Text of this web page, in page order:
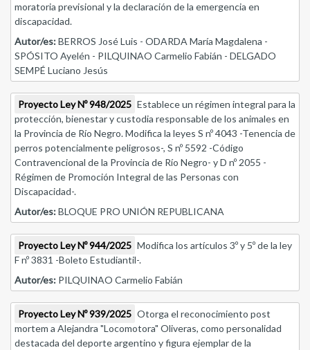
moratoria previsional y la declaración de la emergencia en
discapacidad.
Autor/es:BERROS José Luis - ODARDA María Magdalena -
SPÓSITO Ayelén - PILQUINAO Carmelio Fabián - DELGADO
SEMPÉ Luciano Jesús
Proyecto Ley Nº 948/2025 Establece un régimen integral para la
protección, bienestar y custodia responsable de los animales en
la Provincia de Río Negro. Modifica la leyes S nº 4043 -Tenencia de
perros potencialmente peligrosos-, S nº 5592 -Código
Contravencional de la Provincia de Río Negro- y D nº 2055 -
Régimen de Promoción Integral de las Personas con
Discapacidad-.
Autor/es:BLOQUE PRO UNIÓN REPUBLICANA
Proyecto Ley Nº 944/2025 Modifica los artículos 3º y 5º de la ley
F nº 3831 -Boleto Estudiantil-.
Autor/es: PILQUINAO Carmelio Fabián
Proyecto Ley Nº 939/2025 Otorga el reconocimiento post
mortem a Alejandra "Locomotora" Oliveras, como personalidad
destacada del deporte argentino y figura ejemplar de la